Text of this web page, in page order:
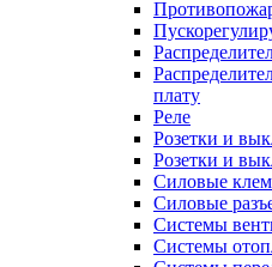
плату
Реле
Розетки и
Розетки и
Силовые
Силовые
Системы
Системы